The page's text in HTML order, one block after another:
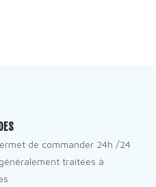
de commander 24h /24
traitées à